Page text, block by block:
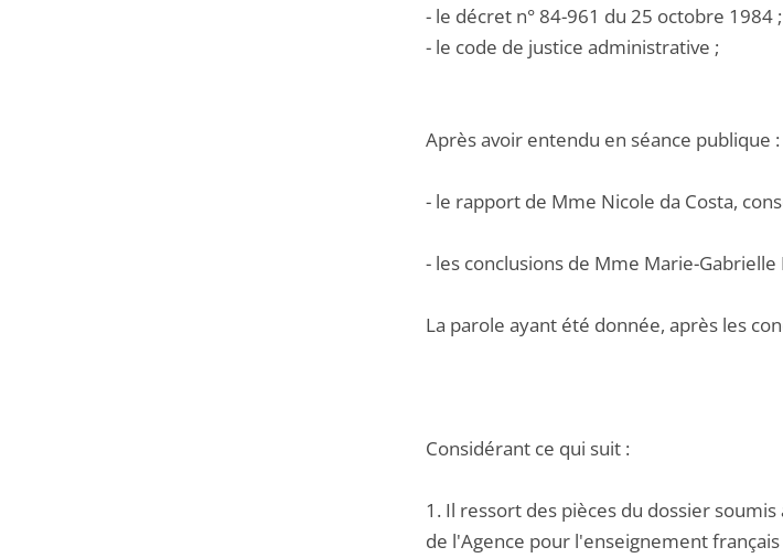
- le décret n° 84-961 du 25 octobre 1984 ;
- le code de justice administrative ;
Après avoir entendu en séance publique :
- le rapport de Mme Nicole da Costa,
- les conclusions de Mme Marie-
La parole ayant été donnée, après les
Considérant ce qui suit :
1. Il ressort des pièces du dossier
de l'Agence pour l'enseignement